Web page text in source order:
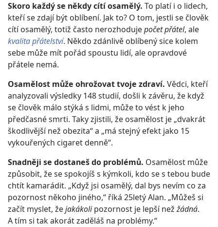
Skoro každý se někdy cítí osamělý. To platí i o lidech,
kteří se zdají být oblíbení. Jak to? O tom, jestli se člověk
cítí osamělý, totiž často nerozhodujepočet přátel, ale
kvalita přátelství. Někdo zdánlivě oblíbený sice kolem
sebe může mít pořád spoustu lidí, ale opravdové
přátele nemá.
Osamělost může ohrožovat tvoje zdraví. Vědci, kteří
analyzovali výsledky 148 studií, došli k závěru, že když
se člověk málo stýká s lidmi, může to vést k jeho
předčasné smrti. Taky zjistili, že osamělost je „dvakrát
škodlivější než obezita“ a „má stejný efekt jako 15
vykouřených cigaret denně“.
Snadněji se dostaneš do problémů. Osamělost může
způsobit, že se spokojíš s kýmkoli, kdo se s tebou bude
chtít kamarádit. „Když jsi osamělý, dal bys nevím co za
pozornost někoho jiného,“ říká 25letý Alan. „Můžeš si
začít myslet, žejakákolipozornost je lepší nežžádná.
A tím si tak akorát zaděláš na problémy.“